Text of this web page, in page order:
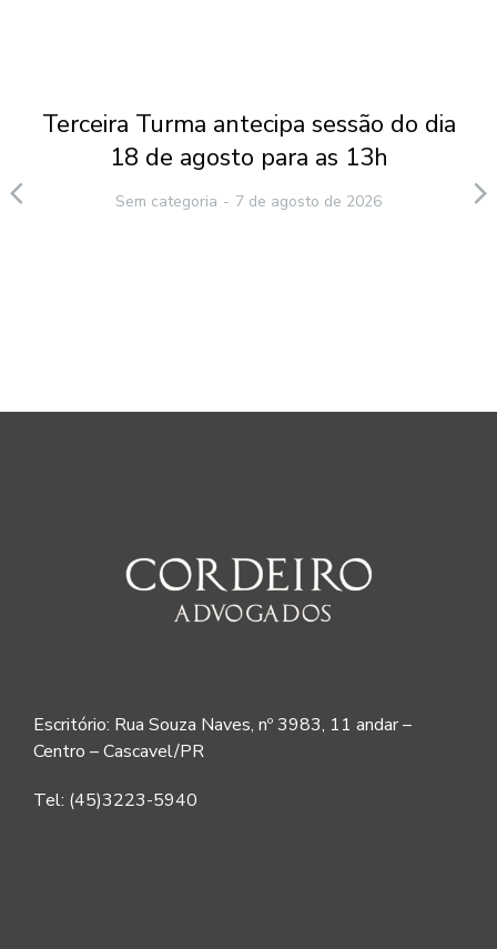
Terceira Turma antecipa sessão do dia
18 de agosto para as 13h
Sem categoria 7 de agosto de 2026
Escritório: Rua Souza Naves, nº 3983, 11 andar –
Centro – Cascavel/PR
Tel: (45)3223-5940